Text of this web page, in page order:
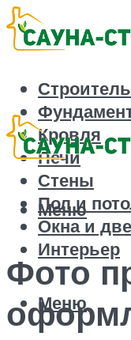
Кровля
Печи
Стены
Пол и
Окна и
Интерьер
Меню
Меню
Фото